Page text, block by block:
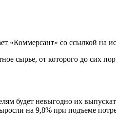
«Коммерсант» со ссылкой на
сырье, от которого до сих
будет невыгодно их
на 9,8% при подъеме